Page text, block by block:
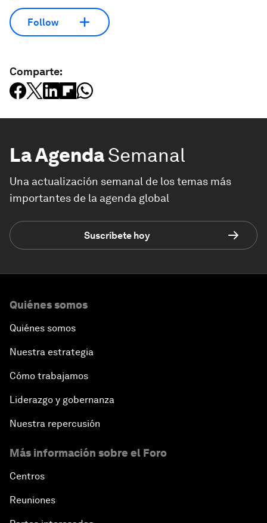
Follow
Comparte:
La AgendaSemanal
Una actualización semanal de los temas más
importantes de la agenda global
Suscríbete hoy
Quiénes somos
Quiénes somos
Nuestra estrategia
Cómo trabajamos
Liderazgo y gobernanza
Nuestra repercusión
Más información sobre el Foro
Centros
Reuniones